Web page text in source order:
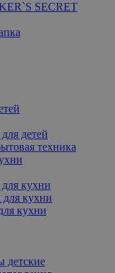
SECRET
детей
техника
кухни
для кухни
кухни
детские